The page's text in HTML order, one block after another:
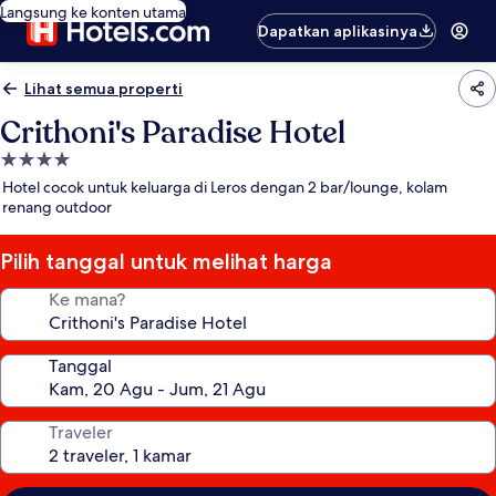
Langsung ke konten utama
Dapatkan aplikasinya
Lihat semua properti
Crithoni's Paradise Hotel
Properti
bintang
4.0
Hotel cocok untuk keluarga di Leros dengan 2 bar/lounge, kolam
renang outdoor
Pilih tanggal untuk melihat harga
Ke mana?
Tanggal
Traveler